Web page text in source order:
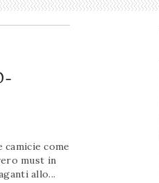
camicie come
must in
allo...